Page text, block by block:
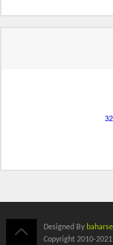
Designed By
Copyright 2010-